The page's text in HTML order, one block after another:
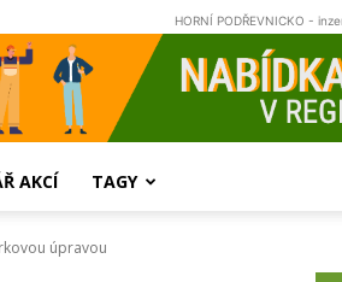
HORNÍ PODŘEVNICKO -
AKCÍ TAGY
úpravou